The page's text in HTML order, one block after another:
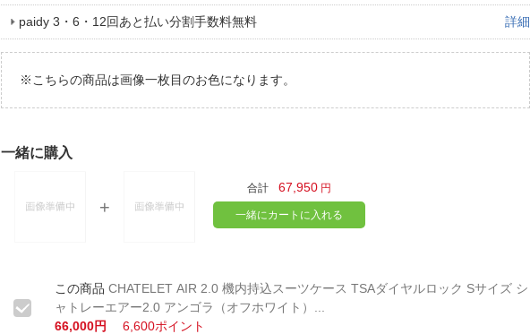
paidy 3・6・12回あと払い分割手数料無料 詳細
※こちらの商品は画像一枚目のお色になります。
一緒に購入
合計 67,950 円
一緒にカートに入れる
CHATELET AIR 2.0 機内持込スーツケース TSAダイヤルロック Sサイズ シ
ャトレーエアー2.0 アンゴラ（オフホワイト）...
66,000円
6,600ポイント